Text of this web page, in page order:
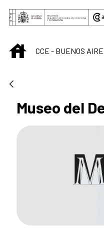
Saltar al contenido
INICIOCCE - BUENOS
Museo del